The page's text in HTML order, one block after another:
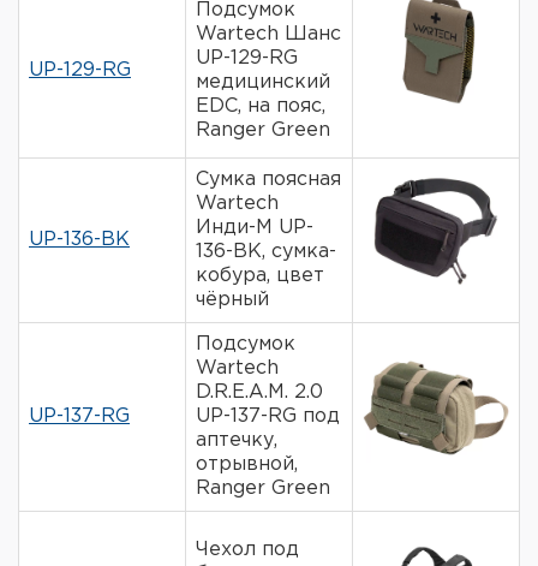
UP-129-RG
Подсумок
Wartech Шанс
UP-129-RG
медицинский
EDC, на пояс,
Ranger Green
UP-136-BK
Сумка поясная
Wartech
Инди-М UP-
136-BK, сумка-
кобура, цвет
чёрный
UP-137-RG
Подсумок
Wartech
D.R.E.A.M. 2.0
UP-137-RG под
аптечку,
отрывной,
Ranger Green
Чехол под